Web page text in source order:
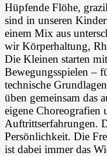
Hüpfende Flöhe,
sind in unseren
einem Mix aus
wir Körperhaltung,
Die Kleinen starten
Bewegungsspielen –
technische
üben gemeinsam das
eigene Choreografien
Auftrittserfahrungen.
Persönlichkeit. Die
ist dabei immer das